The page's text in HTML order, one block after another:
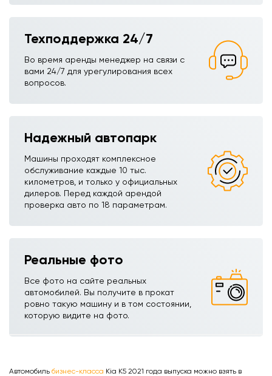
Техподдержка 24/7
Во время аренды менеджер на связи с
вами 24/7 для урегулирования всех
вопросов.
Надежный автопарк
Машины проходят комплексное
обслуживание каждые 10 тыс.
километров, и только у официальных
дилеров. Перед каждой арендой
проверка авто по 18 параметрам.
Реальные фото
Все фото на сайте реальных
автомобилей. Вы получите в прокат
ровно такую машину и в том состоянии,
которую видите на фото.
Автомобиль бизнес-класса Kia K5 2021 года выпуска можно взять в